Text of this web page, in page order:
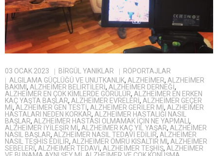
Yürüttüğüm Projeler
03 OCAK 2023 BIRGÜL YANIKLAR
RÖPORTAJLAR
ALGILAMA GÜÇLÜĞÜ VE UNUTKANLIK, ALZHEIMER, ALZHEİMER
BAKIMI , ALZHEIMER BELIRTILERI, ALZHEIMER DERNEĞI,
ALZHEIMER EN ÇOK KIMLERDE GÖRÜLÜR, ALZHEIMER EN ERKEN
KAÇ YAŞTA BAŞLAR, ALZHEIMER EVRELERI, ALZHEIMER GEÇER
MI, ALZHEIMER GEN TESTI, ALZHEIMER GERILER MI, ALZHEIMER
HASTALARI NEDEN KORKAR, ALZHEIMER HASTALIĞI NASIL
BAŞLAR, ALZHEIMER HASTASI OLMAMAK IÇIN NE YAPMALI,
ALZHEIMER IYILEŞIR MI, ALZHEIMER KAÇ YIL YAŞAR, ALZHEIMER
NASIL BAŞLAR, ALZHEIMER NASIL TEDAVI EDILIR, ALZHEIMER
NASIL TEŞHIS EDILIR, ALZHEIMER ÖMRÜ KISALTIR MI , ALZHEIMER
SEBELERI, ALZHEIMER TEDAVI, ALZHEIMER TEŞHIŞ, ALZHEIMER